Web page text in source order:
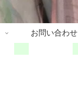
お問い合わせ